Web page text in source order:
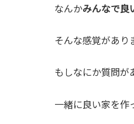
なんかみんなで良
そんな感覚があり
もしなにか質問が
一緒に良い家を